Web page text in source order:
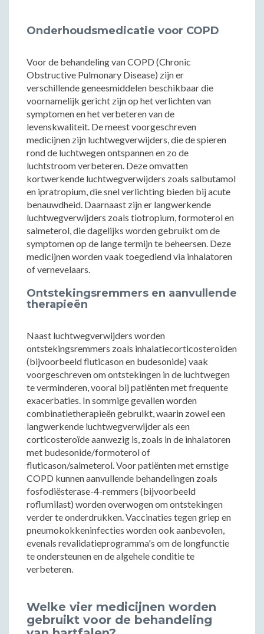
Onderhoudsmedicatie voor COPD
Voor de behandeling van COPD (Chronic
Obstructive Pulmonary Disease) zijn er
verschillende geneesmiddelen beschikbaar die
voornamelijk gericht zijn op het verlichten van
symptomen en het verbeteren van de
levenskwaliteit. De meest voorgeschreven
medicijnen zijn luchtwegverwijders, die de spieren
rond de luchtwegen ontspannen en zo de
luchtstroom verbeteren. Deze omvatten
kortwerkende luchtwegverwijders zoals salbutamol
en ipratropium, die snel verlichting bieden bij acute
benauwdheid. Daarnaast zijn er langwerkende
luchtwegverwijders zoals tiotropium, formoterol en
salmeterol, die dagelijks worden gebruikt om de
symptomen op de lange termijn te beheersen. Deze
medicijnen worden vaak toegediend via inhalatoren
of vernevelaars.
Ontstekingsremmers en aanvullende
therapieën
Naast luchtwegverwijders worden
ontstekingsremmers zoals inhalatiecorticosteroïden
(bijvoorbeeld fluticason en budesonide) vaak
voorgeschreven om ontstekingen in de luchtwegen
te verminderen, vooral bij patiënten met frequente
exacerbaties. In sommige gevallen worden
combinatietherapieën gebruikt, waarin zowel een
langwerkende luchtwegverwijder als een
corticosteroïde aanwezig is, zoals in de inhalatoren
met budesonide/formoterol of
fluticason/salmeterol. Voor patiënten met ernstige
COPD kunnen aanvullende behandelingen zoals
fosfodiësterase-4-remmers (bijvoorbeeld
roflumilast) worden overwogen om ontstekingen
verder te onderdrukken. Vaccinaties tegen griep en
pneumokokkeninfecties worden ook aanbevolen,
evenals revalidatieprogramma's om de longfunctie
te ondersteunen en de algehele conditie te
verbeteren.
Welke vier medicijnen worden
gebruikt voor de behandeling